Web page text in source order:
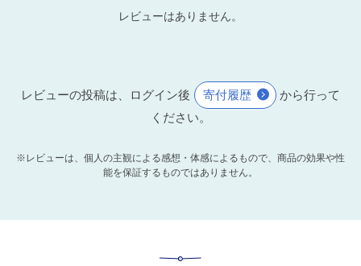
レビューはありません。
レビューの投稿は、ログイン後 寄付履歴
から行って
ください。
※レビューは、個人の主観による感想・体感によるもので、商品の効果や性
能を保証するものではありません。